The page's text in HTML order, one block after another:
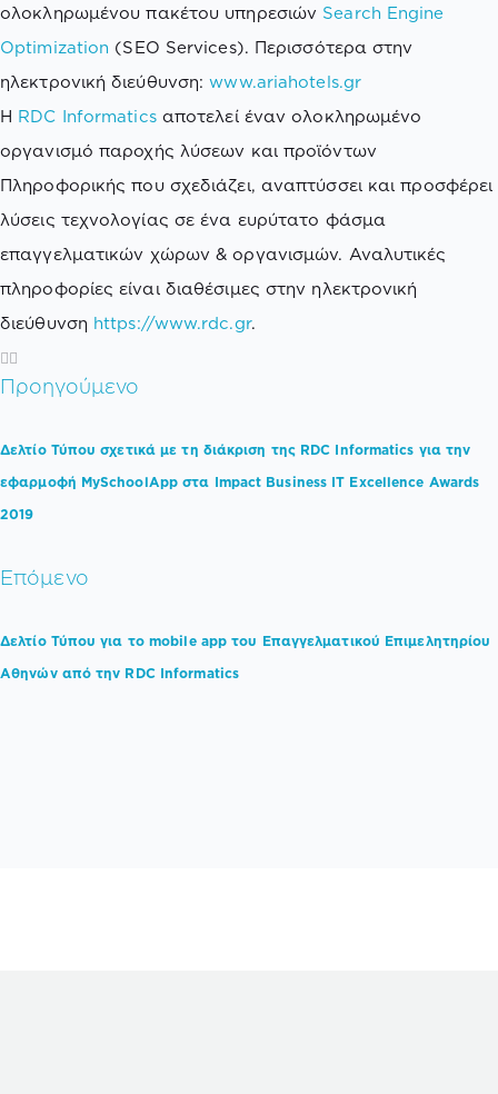
ολοκληρωμένου πακέτου υπηρεσιών Search Engine
Optimization (SEO Services). Περισσότερα στην
ηλεκτρονική διεύθυνση:www.ariahotels.gr
Η RDC Informaticsαποτελεί έναν ολοκληρωμένο
οργανισμό παροχής λύσεων και προϊόντων
Πληροφορικής που σχεδιάζει, αναπτύσσει και προσφέρει
λύσεις τεχνολογίας σε ένα ευρύτατο φάσμα
επαγγελματικών χώρων & οργανισμών. Αναλυτικές
πληροφορίες είναι διαθέσιμες στην ηλεκτρονική
διεύθυνση https://www.rdc.gr.
Προηγούμενο
Δελτίο Τύπου σχετικά με τη διάκριση της RDC Informatics για την
εφαρμοφή MySchoolApp στα Impact Business IT Excellence Awards
2019
Επόμενο
Δελτίο Τύπου για το mobile app του Επαγγελματικού Επιμελητηρίου
Αθηνών από την RDC Informatics